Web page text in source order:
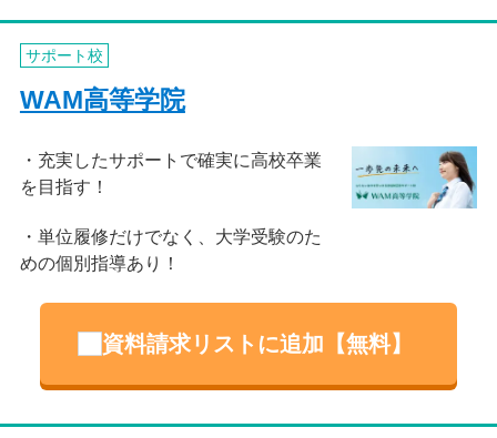
サポート校
WAM高等学院
充実したサポートで確実に高校卒業
を目指す！
単位履修だけでなく、大学受験のた
めの個別指導あり！
資料請求リストに追加【無料】